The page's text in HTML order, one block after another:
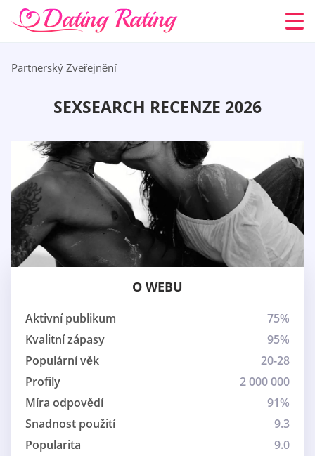
Partnerský Zveřejnění
SEXSEARCH RECENZE 2026
O WEBU
Aktivní publikum
75%
Kvalitní zápasy
95%
Populární věk
20-28
Profily
2 000 000
Míra odpovědí
91%
Snadnost použití
9.3
Popularita
9.0